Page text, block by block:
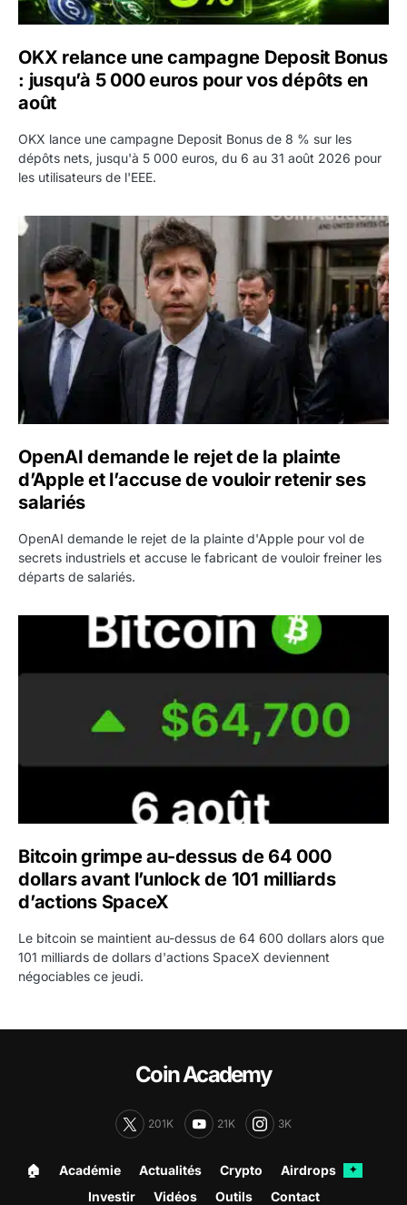
OKX relance une campagne Deposit Bonus
: jusqu’à 5 000 euros pour vos dépôts en
août
OKX lance une campagne Deposit Bonus de 8 % sur les
dépôts nets, jusqu'à 5 000 euros, du 6 au 31 août 2026 pour
les utilisateurs de l'EEE.
OpenAI demande le rejet de la plainte d’Apple et
OpenAI demande le rejet de la plainte
d’Apple et l’accuse de vouloir retenir ses
salariés
OpenAI demande le rejet de la plainte d'Apple pour vol de
secrets industriels et accuse le fabricant de vouloir freiner les
départs de salariés.
Bitcoin grimpe au-dessus de 64 000 dollars avant
Bitcoin grimpe au-dessus de 64 000
dollars avant l’unlock de 101 milliards
d’actions SpaceX
Le bitcoin se maintient au-dessus de 64 600 dollars alors que
101 milliards de dollars d'actions SpaceX deviennent
négociables ce jeudi.
Coin Academy
201K 21K 3K
🏠︎ Académie Actualités Crypto Airdrops ✦
Investir Vidéos Outils Contact